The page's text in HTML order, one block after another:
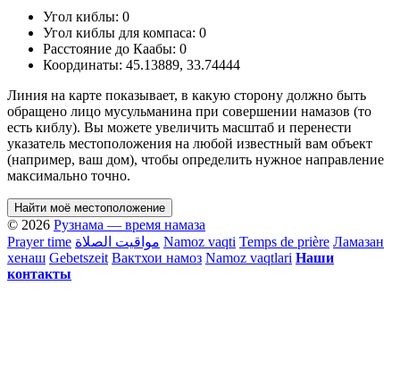
Угол киблы: 0
Угол киблы для компаса: 0
Расстояние до Каабы: 0
Координаты: 45.13889, 33.74444
Линия на карте показывает, в какую сторону должно быть
обращено лицо мусульманина при совершении намазов (то
есть киблу). Вы можете увеличить масштаб и перенести
указатель местоположения на любой известный вам объект
(например, ваш дом), чтобы определить нужное направление
максимально точно.
Найти моё местоположение
© 2026 Рузнама — время намаза
Prayer time مواقيت الصلاة Namoz vaqti Temps de prière Ламазан
хенаш Gebetszeit Вактхои намоз Namoz vaqtlari Наши
контакты